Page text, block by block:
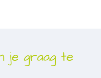
je graag te